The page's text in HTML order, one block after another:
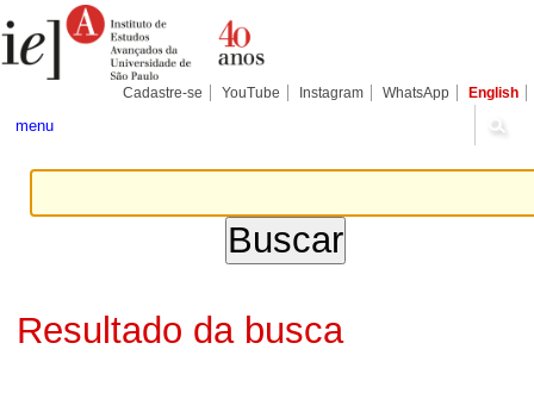
para
conteúdo.
Pessoais
Cadastre-se YouTube Instagram WhatsApp English
menu
Resultado da busca